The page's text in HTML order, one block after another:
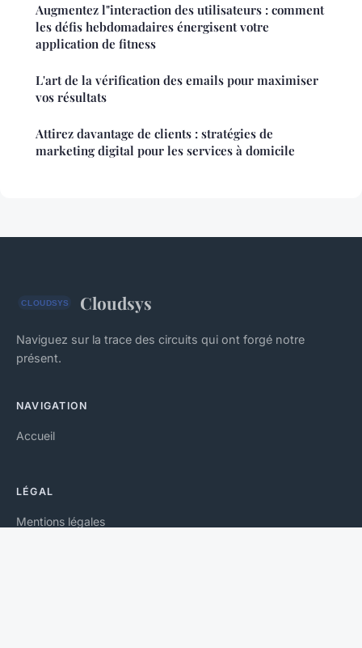
Augmentez l"interaction des utilisateurs : comment
les défis hebdomadaires énergisent votre
application de fitness
L'art de la vérification des emails pour maximiser
vos résultats
Attirez davantage de clients : stratégies de
marketing digital pour les services à domicile
Cloudsys
Naviguez sur la trace des circuits qui ont forgé notre
présent.
NAVIGATION
Accueil
LÉGAL
Mentions légales